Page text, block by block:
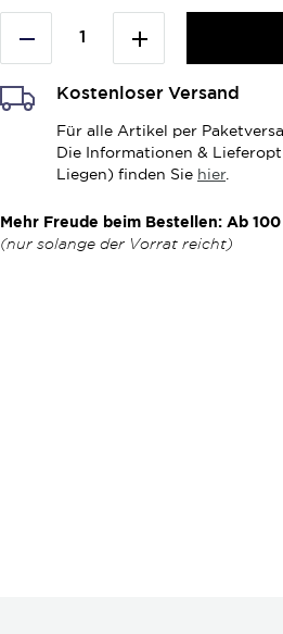
Kostenloser Versand
Für alle Artikel per
Die Informationen &
Liegen) finden Sie hier.
Mehr Freude beim Bestellen: Ab
(nur solange der Vorrat reicht)